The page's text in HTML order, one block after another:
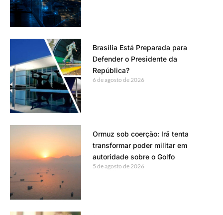
Brasília Está Preparada para
Defender o Presidente da
República?
6 de agosto de 2026
Ormuz sob coerção: Irã tenta
transformar poder militar em
autoridade sobre o Golfo
5 de agosto de 2026